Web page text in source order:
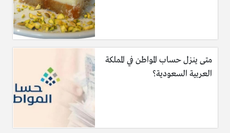
متى ينزل حساب المواطن في المملكة
العربية السعودية؟